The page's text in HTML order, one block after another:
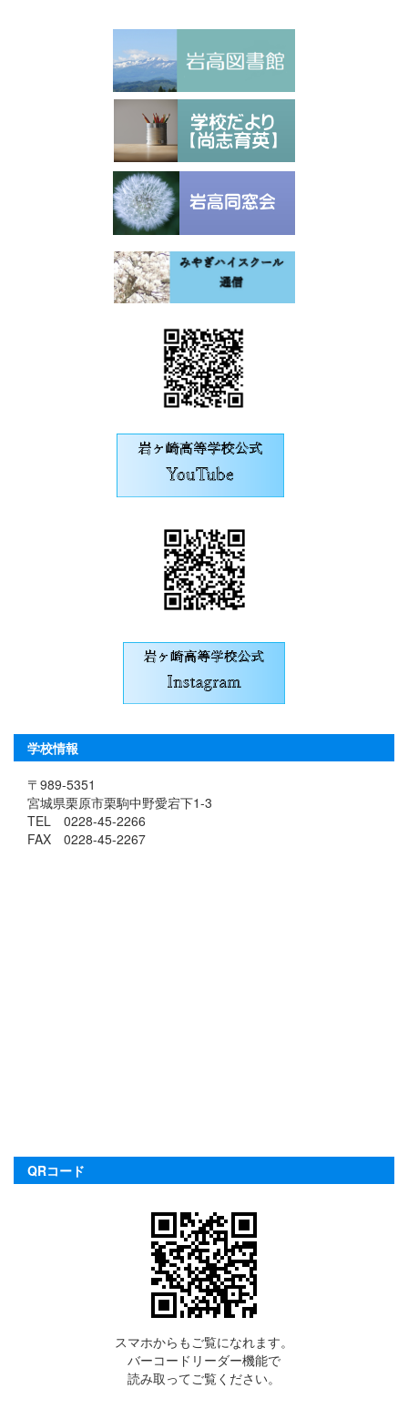
学校情報
〒989-5351
宮城県栗原市栗駒中野愛宕下1-3
TEL 0228-45-2266
FAX 0228-45-2267
QRコード
スマホからもご覧になれます。
バーコードリーダー機能で
読み取ってご覧ください。